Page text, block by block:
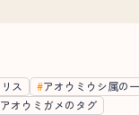
ス
アオウミウシ属の
アオウミガメのタグ